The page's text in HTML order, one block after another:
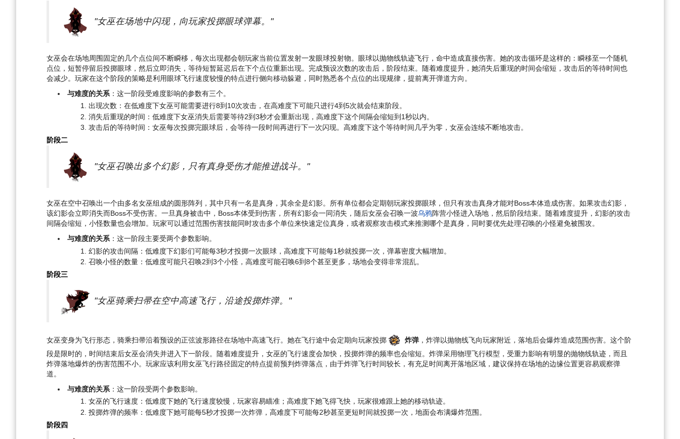
"女巫在场地中闪现，向玩家投掷眼球弹幕。"
女巫会在场地周围固定的几个点位间不断瞬移，每次出现都会朝玩家当前位置发射一发眼球投射物。眼球以抛物线轨迹飞行，命中造成直接伤害。她的攻击循环是这样的：瞬移至一个随机
点位，短暂停留后投掷眼球，然后立即消失，等待短暂延迟后在下个点位重新出现。完成预设次数的攻击后，阶段结束。随着难度提升，她消失后重现的时间会缩短，攻击后的等待时间也
会减少。玩家在这个阶段的策略是利用眼球飞行速度较慢的特点进行侧向移动躲避，同时熟悉各个点位的出现规律，提前离开弹道方向。
与难度的关系：这一阶段受难度影响的参数有三个。
出现次数：在低难度下女巫可能需要进行8到10次攻击，在高难度下可能只进行4到5次就会结束阶段。
消失后重现的时间：低难度下女巫消失后需要等待2到3秒才会重新出现，高难度下这个间隔会缩短到1秒以内。
攻击后的等待时间：女巫每次投掷完眼球后，会等待一段时间再进行下一次闪现。高难度下这个等待时间几乎为零，女巫会连续不断地攻击。
阶段二
"女巫召唤出多个幻影，只有真身受伤才能推进战斗。"
女巫在空中召唤出一个由多名女巫组成的圆形阵列，其中只有一名是真身，其余全是幻影。所有单位都会定期朝玩家投掷眼球，但只有攻击真身才能对Boss本体造成伤害。如果攻击幻影，
该幻影会立即消失而Boss不受伤害。一旦真身被击中，Boss本体受到伤害，所有幻影会一同消失，随后女巫会召唤一波乌鸦阵营小怪进入场地，然后阶段结束。随着难度提升，幻影的攻击
间隔会缩短，小怪数量也会增加。玩家可以通过范围伤害技能同时攻击多个单位来快速定位真身，或者观察攻击模式来推测哪个是真身，同时要优先处理召唤的小怪避免被围攻。
与难度的关系：这一阶段主要受两个参数影响。
幻影的攻击间隔：低难度下幻影们可能每3秒才投掷一次眼球，高难度下可能每1秒就投掷一次，弹幕密度大幅增加。
召唤小怪的数量：低难度可能只召唤2到3个小怪，高难度可能召唤6到8个甚至更多，场地会变得非常混乱。
阶段三
"女巫骑乘扫帚在空中高速飞行，沿途投掷炸弹。"
女巫变身为飞行形态，骑乘扫帚沿着预设的正弦波形路径在场地中高速飞行。她在飞行途中会定期向玩家投掷 炸弹 ，炸弹以抛物线飞向玩家附近，落地后会爆炸造成范围伤害。这个阶
段是限时的，时间结束后女巫会消失并进入下一阶段。随着难度提升，女巫的飞行速度会加快，投掷炸弹的频率也会缩短。炸弹采用物理飞行模型，受重力影响有明显的抛物线轨迹，而且
炸弹落地爆炸的伤害范围不小。玩家应该利用女巫飞行路径固定的特点提前预判炸弹落点，由于炸弹飞行时间较长，有充足时间离开落地区域，建议保持在场地的边缘位置更容易观察弹
道。
与难度的关系 ：这一阶段受两个参数影响。
女巫的飞行速度：低难度下她的飞行速度较慢，玩家容易瞄准；高难度下她飞得飞快，玩家很难跟上她的移动轨迹。
投掷炸弹的频率：低难度下她可能每5秒才投掷一次炸弹，高难度下可能每2秒甚至更短时间就投掷一次，地面会布满爆炸范围。
阶段四